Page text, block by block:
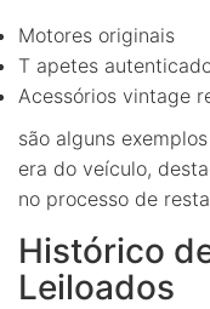
Motores originais
T apetes
Acessórios vintage
são alguns
era do veículo,
no processo de
Histórico
Leiloados